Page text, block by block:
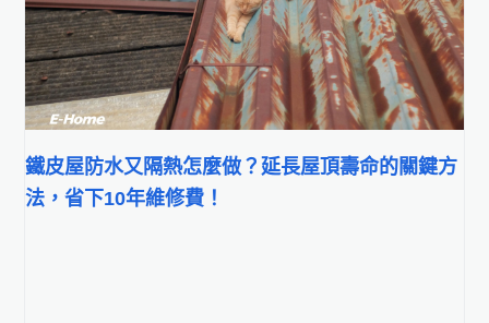
鐵皮屋防水又隔熱怎麼做？延長屋頂壽命的關鍵方
法，省下10年維修費！